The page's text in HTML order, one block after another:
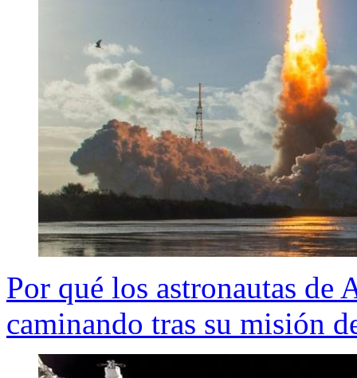
Por qué los astronautas de
caminando tras su misión